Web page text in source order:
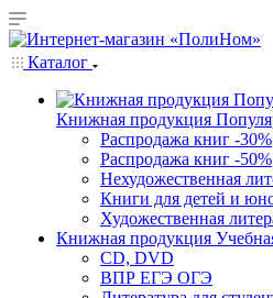
Каталог
Книжная продукция
Распродажа книг -30%
Распродажа книг -50%
Нехудожественная
Книги для детей и
Художественная
Книжная продукция
CD, DVD
ВПР ЕГЭ ОГЭ